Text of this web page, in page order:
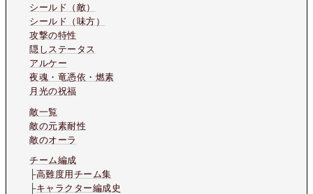
シールド（敵）
シールド（味方）
攻撃の特性
隠しステータス
アルケー
夜魂・竜憑依・燃素
月光の祝福
敵一覧
敵の元素耐性
敵のオーラ
チーム編成
├高難度用チーム集
├キャラクター編成史